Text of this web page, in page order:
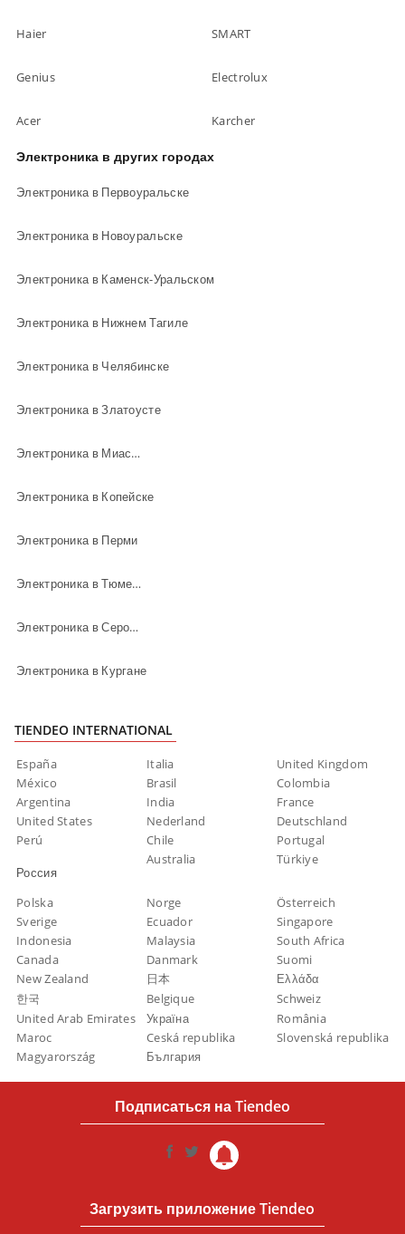
Haier SMART
Genius Electrolux
Acer Karcher
Электроника в других городах
Электроника в Первоуральске
Электроника в Новоуральске
Электроника в Каменск-Уральском
Электроника в Нижнем Тагиле
Электроника в Челябинске
Электроника в Златоусте
Электроника в Миассе
Электроника в Копейске
Электроника в Перми
Электроника в Тюмени
Электроника в Серове
Электроника в Кургане
TIENDEO INTERNATIONAL
España Italia
United Kingdom
México
Brasil
Colombia
Argentina
India
France
United States
Nederland
Deutschland
Perú
Chile
Portugal
Россия
Australia Türkiye
Polska Norge
Österreich
Sverige
Ecuador
Singapore
Indonesia
Malaysia
South Africa
Canada
Danmark
Suomi
New Zealand
日本
Ελλάδα
한국
Belgique
Schweiz
United Arab Emirates
Україна
România
Maroc
Ceská republika
Slovenská republika
Magyarország
България
Подписаться на Tiendeo
Загрузить приложение Tiendeo